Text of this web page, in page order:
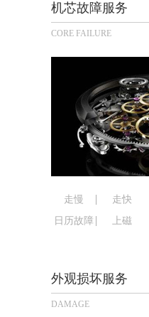
机芯故障服务
CORE FAILURE
走慢 走快
日历故障
上磁
外观损坏服务
DAMAGE